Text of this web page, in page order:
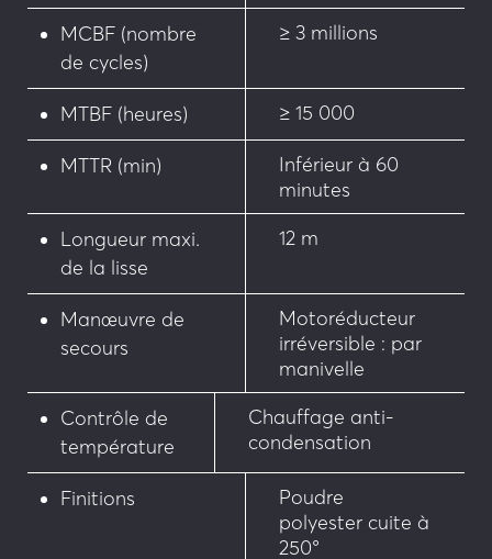
MCBF (nombre
de cycles)
≥ 3 millions
MTBF (heures) ≥ 15 000
MTTR (min)
Inférieur à 60
minutes
Longueur maxi.
de la lisse
12 m
Manœuvre de
secours
Motoréducteur
irréversible : par
manivelle
Contrôle de
température
Chauffage anti-
condensation
Finitions
Poudre
polyester cuite à
250°